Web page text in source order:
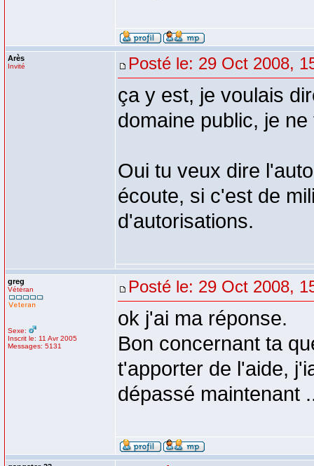
Arès
Invité Posté le: 29 Oct 2008,
ça y est, je voulais
domaine public, je
Oui tu veux dire
écoute, si c'est de
d'autorisations.
greg
Vétéran
Sexe:
Inscrit le: 11 Avr 2005
Messages: 5131
Posté le: 29 Oct 2008,
ok j'ai ma réponse.
Bon concernant ta
t'apporter de l'aide,
dépassé maintenant